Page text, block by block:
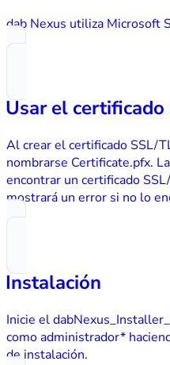
dab Nexus utiliza Microsoft
Usar el certificado
Al crear el certificado SSL/
nombrarse Certificate.pfx.
encontrar un certificado
mostrará un error si no lo
Instalación
Inicie el
como administrador*
de instalación.